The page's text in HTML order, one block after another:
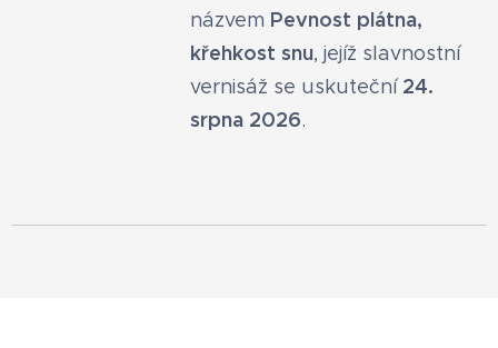
názvem Pevnost plátna,
křehkost snu, jejíž slavnostní
vernisáž se uskuteční24.
srpna 2026.